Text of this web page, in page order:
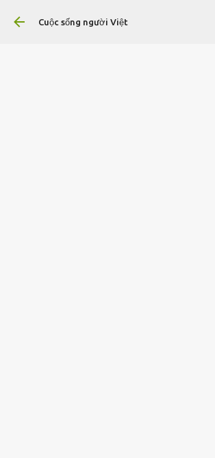
Chuyển đến nội dung chính
Cuộc sống người Việt